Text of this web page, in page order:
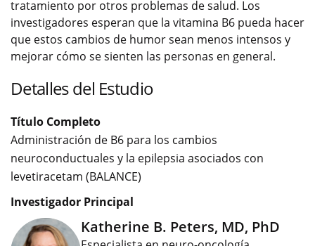
tratamiento por otros problemas de salud. Los
investigadores esperan que la vitamina B6 pueda hacer
que estos cambios de humor sean menos intensos y
mejorar cómo se sienten las personas en general.
Detalles del Estudio
Título Completo
Administración de B6 para los cambios
neuroconductuales y la epilepsia asociados con
levetiracetam (BALANCE)
Investigador Principal
Katherine B. Peters, MD, PhD